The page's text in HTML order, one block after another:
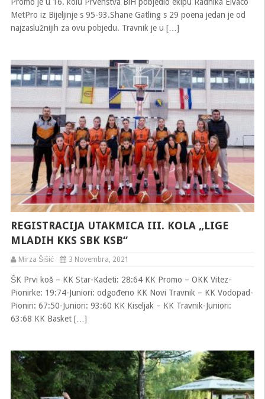
Promo je u 16. kolu Prvenstva BiH pobjedio ekipu Radnika Elvaco
MetPro iz Bijeljinje s 95-93.Shane Gatling s 29 poena jedan je od
najzaslužnijih za ovu pobjedu. Travnik je u […]
REGISTRACIJA UTAKMICA III. KOLA „LIGE
MLADIH KKS SBK KSB“
Mirza Šišić 3 Novembra, 2021
ŠK Prvi koš – KK Star-Kadeti: 28:64 KK Promo – OKK Vitez-
Pionirke: 19:74-Juniori: odgođeno KK Novi Travnik – KK Vodopad-
Pioniri: 67:50-Juniori: 93:60 KK Kiseljak – KK Travnik-Juniori:
63:68 KK Basket […]